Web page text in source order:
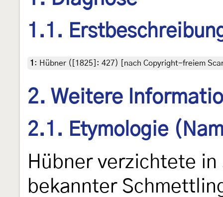
1.1.
1 : Hübner ([1825]: 427) [nach Copyright-freiem
2. Weitere
2.1. Etymologie
Hübner verzichtete
bekannter